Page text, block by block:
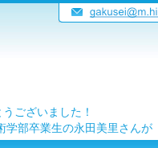
ございました！
学部卒業生の永田美里さん